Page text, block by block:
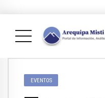
EVENTOS